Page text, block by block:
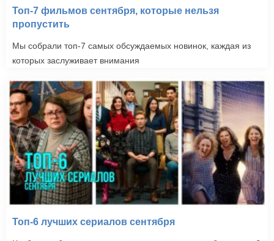
Топ-7 фильмов сентября, которые нельзя
пропустить
Мы собрали топ-7 самых обсуждаемых новинок, каждая из
которых заслуживает внимания
Топ-6 лучших сериалов сентября